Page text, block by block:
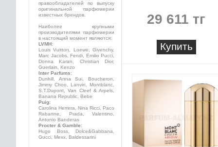
29 611 тг
Купить
правообладателей по выпуску
оригинальной парфюмерии
известных брендов.
Наиболее крупными
производителями парфюмерии
в настоящий момент являются:
LVMH:
Louis Vuitton, Loewe, Givenchy,
Marc Jacobs, Fendi, Emilio Pucci,
Donna Karan, Christian Dior,
Guerlain, Kenzo
Inter Parfums:
Dunhill, Anna Sui, Boucheron,
Jimmy Choo, Lanvin, Montblanc,
S.T.Dupont, Van Cleef & Arpels,
Banana Republic, Bebe
Puig:
Carolina Herrera, Nina Ricci, Paco
Rabanne, Prada, Valentino,
Antonio Banderas
Procter & Gamble:
Hugo Boss, Dolce&Gabbana,
Gucci, Mexx, Baldessarini